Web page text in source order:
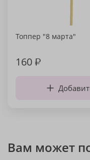
Топпер "8 марта"
160₽
Вам может